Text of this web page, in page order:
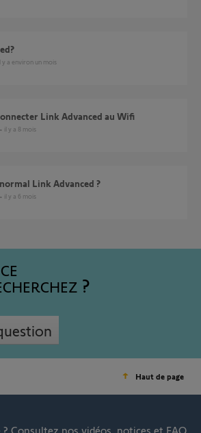
il y a environ un mois
Link Advanced au Wifi
il y a 8 mois
Link Advanced ?
il y a 6 mois
Haut de page
? Consultez nos vidéos, notices et FAQ